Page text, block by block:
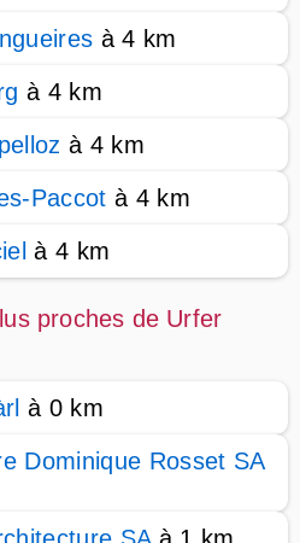
à 4 km
à 4 km
à 4 km
Paccot à 4 km
à 4 km
proches de Urfer
à 0 km
Dominique Rosset SA